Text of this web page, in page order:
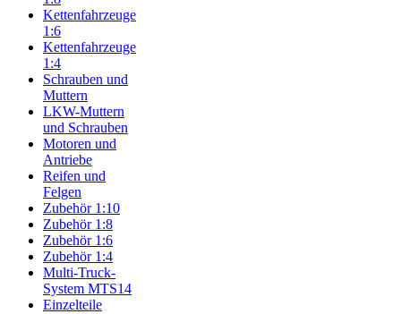
Kettenfahrzeuge
1:6
Kettenfahrzeuge
1:4
Schrauben und
Muttern
LKW-Muttern
und Schrauben
Motoren und
Antriebe
Reifen und
Felgen
Zubehör 1:10
Zubehör 1:8
Zubehör 1:6
Zubehör 1:4
Multi-Truck-
System MTS14
Einzelteile